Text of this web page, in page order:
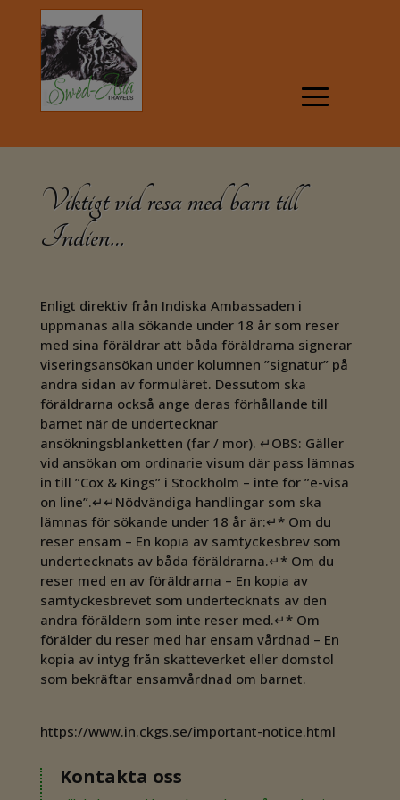
Viktigt vid resa med barn till
Indien…
Enligt direktiv från Indiska Ambassaden i
uppmanas alla sökande under 18 år som reser
med sina föräldrar att båda föräldrarna signerar
viseringsansökan under kolumnen ”signatur” på
andra sidan av formuläret. Dessutom ska
föräldrarna också ange deras förhållande till
barnet när de undertecknar
ansökningsblanketten (far / mor). ↵OBS: Gäller
vid ansökan om ordinarie visum där pass lämnas
in till ”Cox & Kings” i Stockholm – inte för ”e-visa
on line”.↵↵Nödvändiga handlingar som ska
lämnas för sökande under 18 år är:↵* Om du
reser ensam – En kopia av samtyckesbrev som
undertecknats av båda föräldrarna.↵* Om du
reser med en av föräldrarna – En kopia av
samtyckesbrevet som undertecknats av den
andra föräldern som inte reser med.↵* Om
förälder du reser med har ensam vårdnad – En
kopia av intyg från skatteverket eller domstol
som bekräftar ensamvårdnad om barnet.
https://www.in.ckgs.se/important-notice.html
Kontakta oss